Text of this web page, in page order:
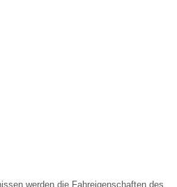
werden die Fahreigenschaften des